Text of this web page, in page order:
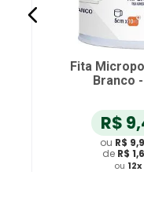
Fita
Branco
R$ 9,
ou R$ 9,
de R$ 1,
ou 12x